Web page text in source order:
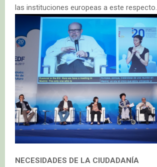
las instituciones europeas a este respecto.
NECESIDADES DE LA CIUDADANÍA